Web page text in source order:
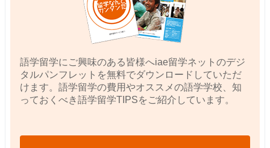
語学留学にご興味のある皆様へiae留学ネットのデジ
タルパンフレットを無料でダウンロードしていただ
けます。語学留学の費用やオススメの語学学校、知
っておくべき語学留学TIPSをご紹介しています。